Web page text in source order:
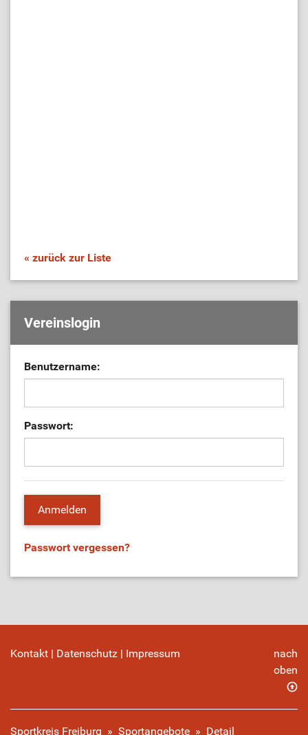
« zurück zur Liste
Vereinslogin
Benutzername:
Passwort:
Passwort vergessen?
Kontakt | Datenschutz | Impressum
nach
oben
Sportkreis Freiburg » Sportangebote » Detail